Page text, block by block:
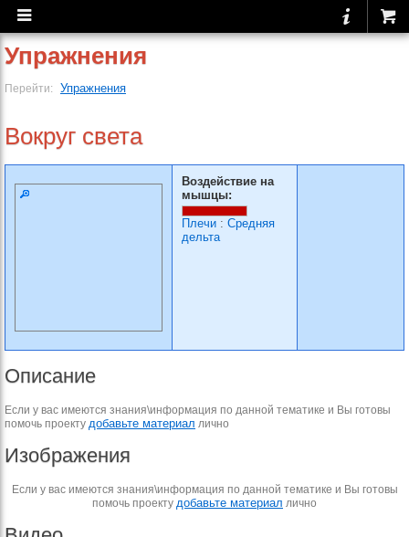
Упражнения
Перейти: Упражнения
Вокруг света
Воздействие на
мышцы:
Плечи : Средняя
дельта
Описание
Если у вас имеются знания\информация по данной тематике и Вы готовы
помочь проекту добавьте материал лично
Изображения
Если у вас имеются знания\информация по данной тематике и Вы готовы
помочь проекту добавьте материал лично